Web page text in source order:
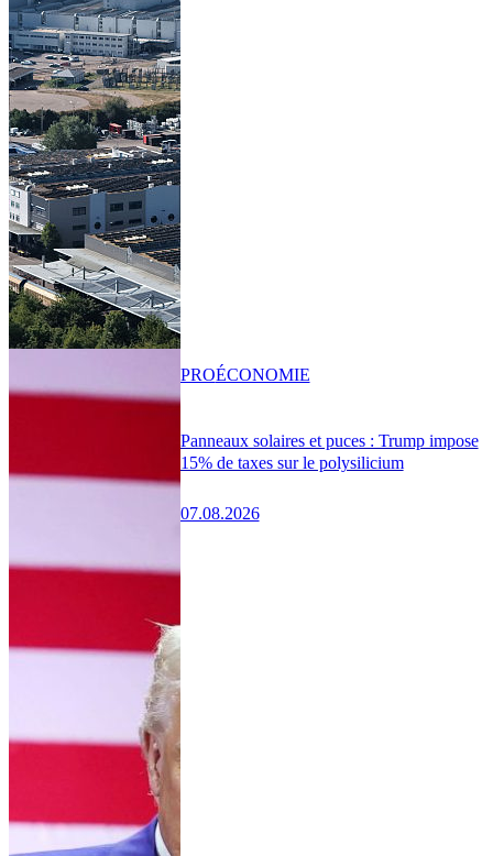
Panneaux solaires et puces : Trump impose
15% de taxes sur le polysilicium
07.08.2026
PROÉCONOMIE